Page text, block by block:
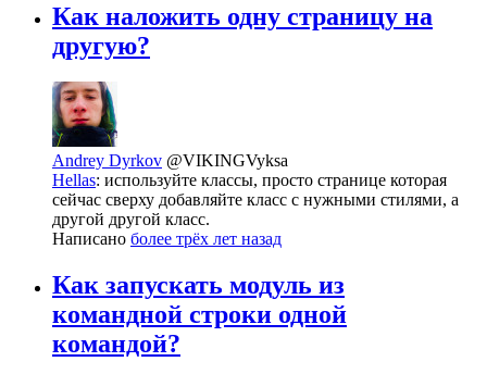
Как наложить одну страницу на
другую?
Andrey Dyrkov @VIKINGVyksa
Hellas: используйте классы, просто странице которая
сейчас сверху добавляйте класс с нужными стилями, а
другой другой класс.
Написано более трёх лет назад
Как запускать модуль из
командной строки одной
командой?